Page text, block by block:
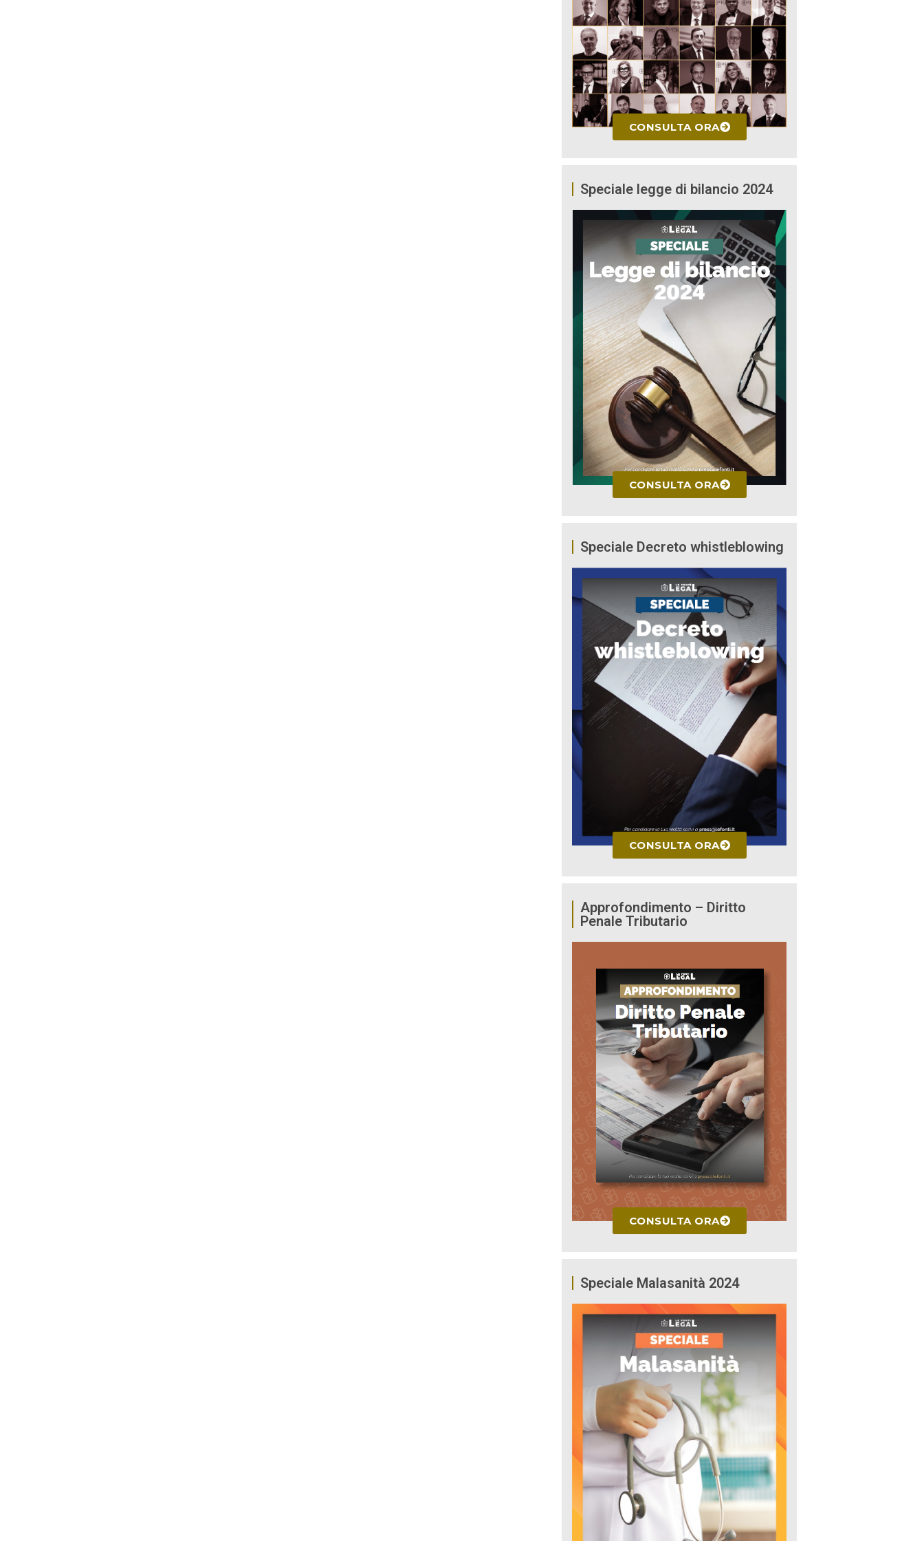
CONSULTA ORA
Speciale legge di bilancio 2024
CONSULTA ORA
Speciale Decreto whistleblowing
CONSULTA ORA
Approfondimento – Diritto
Penale Tributario
CONSULTA ORA
Speciale Malasanità 2024